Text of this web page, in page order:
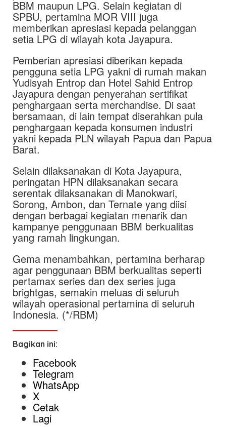
BBM maupun LPG. Selain kegiatan di
SPBU, pertamina MOR VIII juga
memberikan apresiasi kepada pelanggan
setia LPG di wilayah kota Jayapura.
Pemberian apresiasi diberikan kepada
pengguna setia LPG yakni di rumah makan
Yudisyah Entrop dan Hotel Sahid Entrop
Jayapura dengan penyerahan sertifikat
penghargaan serta merchandise. Di saat
bersamaan, di lain tempat diserahkan pula
penghargaan kepada konsumen industri
yakni kepada PLN wilayah Papua dan Papua
Barat.
Selain dilaksanakan di Kota Jayapura,
peringatan HPN dilaksanakan secara
serentak dilaksanakan di Manokwari,
Sorong, Ambon, dan Ternate yang diisi
dengan berbagai kegiatan menarik dan
kampanye penggunaan BBM berkualitas
yang ramah lingkungan.
Gema menambahkan, pertamina berharap
agar penggunaan BBM berkualitas seperti
pertamax series dan dex series juga
brightgas, semakin meluas di seluruh
wilayah operasional pertamina di seluruh
Indonesia. (*/RBM)
Bagikan ini:
Facebook
Telegram
WhatsApp
X
Cetak
Lagi